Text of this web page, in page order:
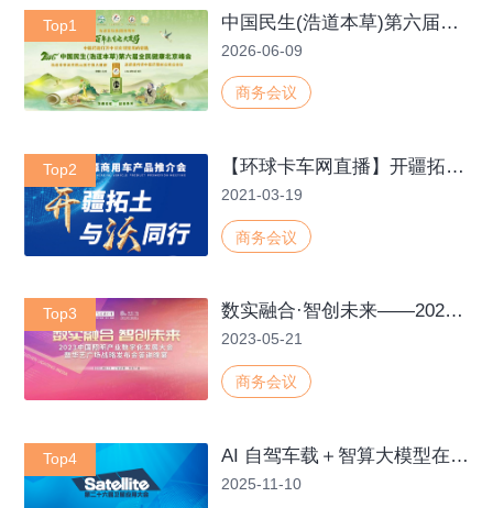
Top1 中国民生(浩道本草)第六届全民健康北京峰会
2026-06-09
商务会议
Top2 【环球卡车网直播】开疆拓土 与沃同行-开沃新能源商用车产品推介会
2021-03-19
商务会议
Top3 数实融合·智创未来——2023中国照明产业数字化发展大会暨华艺广场战略发布会答谢晚宴
2023-05-21
商务会议
Top4 AI 自驾车载＋智算大模型在巡边巡防巡检领域应用
2025-11-10